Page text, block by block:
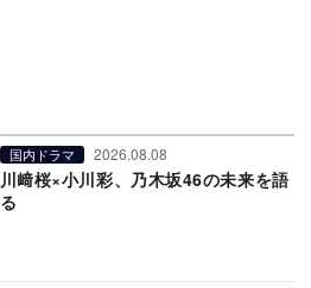
国内ドラマ 2026.08.08
川﨑桜×小川彩、乃木坂46の未来を語
る